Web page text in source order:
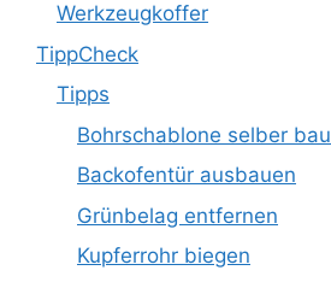
Werkzeugkoffer
TippCheck
Tipps
Bohrschablone selber
Backofentür ausbauen
Grünbelag entfernen
Kupferrohr biegen